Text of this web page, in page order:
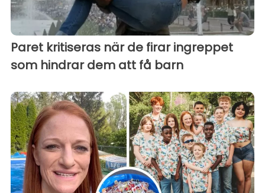
Paret kritiseras när de firar ingreppet
som hindrar dem att få barn